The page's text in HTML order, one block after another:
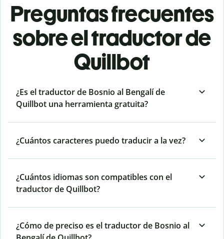
Preguntas frecuentes
sobre el traductor de
Quillbot
¿Es el traductor de Bosnio al Bengalí de
Quillbot una herramienta gratuita?
¿Cuántos caracteres puedo traducir a la vez?
¿Cuántos idiomas son compatibles con el
traductor de Quillbot?
¿Cómo de preciso es el traductor de Bosnio al